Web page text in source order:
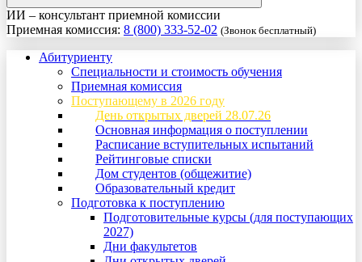
ИИ – консультант приемной комиссии
Приемная комиссия: 8 (800) 333-52-02 (Звонок бесплатный)
Абитуриенту
Специальности и стоимость обучения
Приемная комиссия
Поступающему в 2026 году
День открытых дверей 28.07.26
Основная информация о поступлении
Расписание вступительных испытаний
Рейтинговые списки
Дом студентов (общежитие)
Образовательный кредит
Подготовка к поступлению
Подготовительные курсы (для поступающих
2027)
Дни факультетов